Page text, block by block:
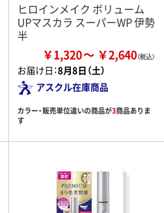
ヒロインメイク ボリューム
UPマスカラ スーパーWP 伊勢
半
￥1,320 ￥2,640
お届け日：8月8日（土）
アスクル在庫商品
カラー・販売単位違いの商品が3商品ありま
す